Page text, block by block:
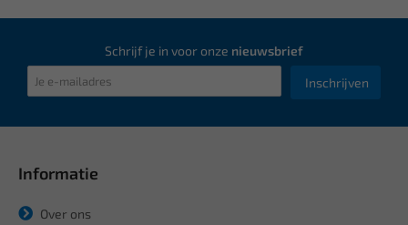
Schrijf je in voor onze nieuwsbrief
Inschrijven
Informatie
Over ons